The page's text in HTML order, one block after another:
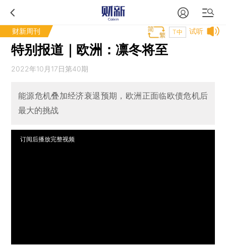
财新周刊 试听
T中
特别报道｜欧洲：凛冬将至
2022年10月17日第40期
能源危机叠加经济衰退预期，欧洲正面临欧债危机后
最大的挑战
订阅后播放完整视频